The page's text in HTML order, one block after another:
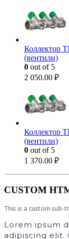
Коллектор
(вентили)
0 out of 5
2 050.00 ₽
Коллектор
(вентили)
0 out of 5
1 370.00 ₽
CUSTOM
This is a custom sub-
Lorem ipsum
adipiscing elit.